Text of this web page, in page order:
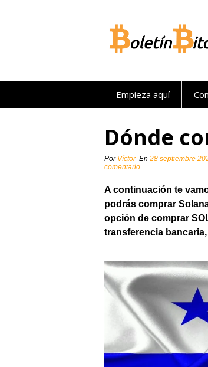
Empieza aquí
Dónde
Por Víctor En 28 septiembre
comentario
A continuación te
podrás comprar
opción de comprar
transferencia